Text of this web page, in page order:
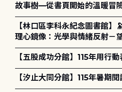
故事樹—從書頁開始的溫暖冒
放電章魚》
【林口區李科永紀念圖書館】
理心鏡像：光學與情緒反射－
【五股成功分館】115年用行
【汐止大同分館】115年暑期